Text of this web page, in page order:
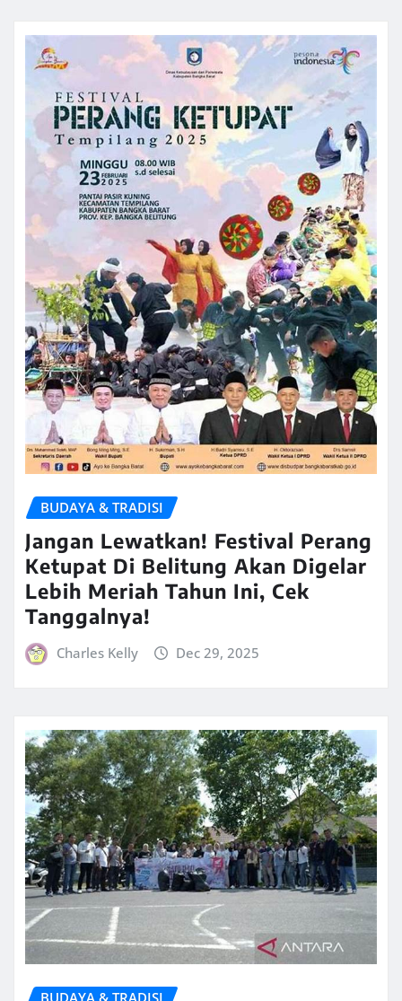
BUDAYA & TRADISI
Jangan Lewatkan! Festival Perang
Ketupat Di Belitung Akan Digelar
Lebih Meriah Tahun Ini, Cek
Tanggalnya!
Charles Kelly Dec 29, 2025
BUDAYA & TRADISI